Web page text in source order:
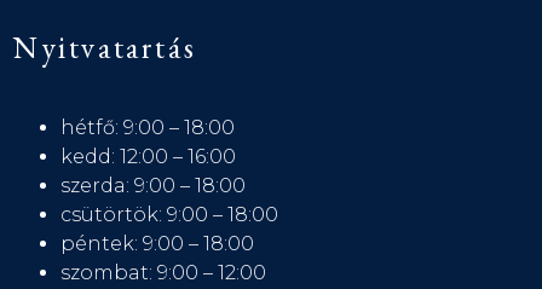
Nyitvatartás
hétfő: 9:00 – 18:00
kedd: 12:00 – 16:00
szerda: 9:00 – 18:00
csütörtök: 9:00 – 18:00
péntek: 9:00 – 18:00
szombat: 9:00 – 12:00